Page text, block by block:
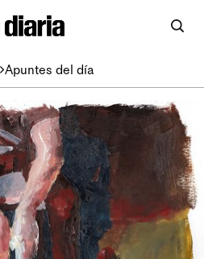
Apuntes del día